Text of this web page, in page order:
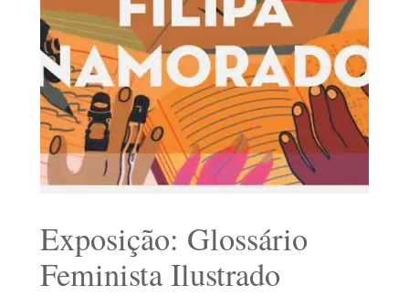
Exposição: Glossário
Feminista Ilustrado